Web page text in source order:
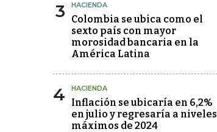
3 HACIENDA
Colombia se ubica como el
sexto país con mayor
morosidad bancaria en la
América Latina
4 HACIENDA
Inflación se ubicaría en 6,2%
en julio y regresaría a niveles
máximos de 2024